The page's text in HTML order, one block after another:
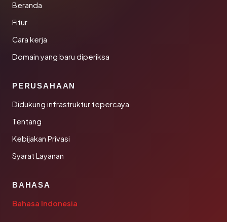
Beranda
Fitur
Cara kerja
Domain yang baru diperiksa
PERUSAHAAN
Didukung infrastruktur tepercaya
Tentang
Kebijakan Privasi
Syarat Layanan
BAHASA
Bahasa Indonesia